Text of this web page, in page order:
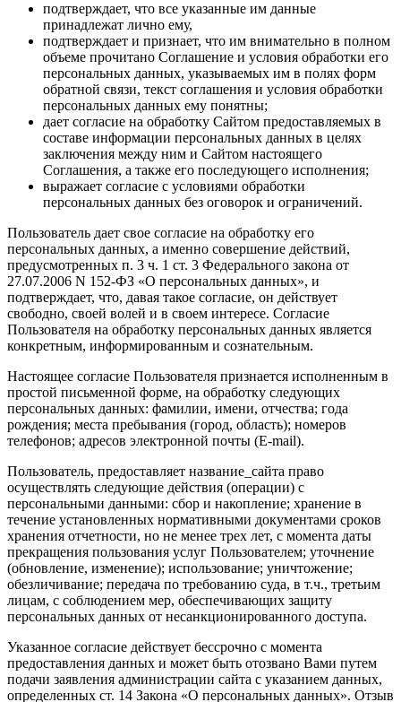
подтверждает, что все указанные им данные
принадлежат лично ему,
подтверждает и признает, что им внимательно в полном
объеме прочитано Соглашение и условия обработки его
персональных данных, указываемых им в полях форм
обратной связи, текст соглашения и условия обработки
персональных данных ему понятны;
дает согласие на обработку Сайтом предоставляемых в
составе информации персональных данных в целях
заключения между ним и Сайтом настоящего
Соглашения, а также его последующего исполнения;
выражает согласие с условиями обработки
персональных данных без оговорок и ограничений.
Пользователь дает свое согласие на обработку его
персональных данных, а именно совершение действий,
предусмотренных п. 3 ч. 1 ст. 3 Федерального закона от
27.07.2006 N 152-ФЗ «О персональных данных», и
подтверждает, что, давая такое согласие, он действует
свободно, своей волей и в своем интересе. Согласие
Пользователя на обработку персональных данных является
конкретным, информированным и сознательным.
Настоящее согласие Пользователя признается исполненным в
простой письменной форме, на обработку следующих
персональных данных: фамилии, имени, отчества; года
рождения; места пребывания (город, область); номеров
телефонов; адресов электронной почты (E-mail).
Пользователь, предоставляет название_сайта право
осуществлять следующие действия (операции) с
персональными данными: сбор и накопление; хранение в
течение установленных нормативными документами сроков
хранения отчетности, но не менее трех лет, с момента даты
прекращения пользования услуг Пользователем; уточнение
(обновление, изменение); использование; уничтожение;
обезличивание; передача по требованию суда, в т.ч., третьим
лицам, с соблюдением мер, обеспечивающих защиту
персональных данных от несанкционированного доступа.
Указанное согласие действует бессрочно с момента
предоставления данных и может быть отозвано Вами путем
подачи заявления администрации сайта с указанием данных,
определенных ст. 14 Закона «О персональных данных». Отзыв